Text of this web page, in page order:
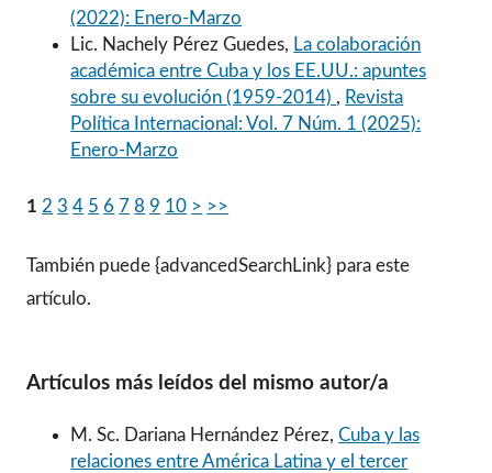
(2022): Enero-Marzo
Lic. Nachely Pérez Guedes, La colaboración
académica entre Cuba y los EE.UU.: apuntes
sobre su evolución (1959-2014) , Revista
Política Internacional: Vol. 7 Núm. 1 (2025):
Enero-Marzo
1 2 3 4 5 6 7 8 9 10 > >>
También puede {advancedSearchLink} para este
artículo.
Artículos más leídos del mismo autor/a
M. Sc. Dariana Hernández Pérez,Cuba y las
relaciones entre América Latina y el tercer